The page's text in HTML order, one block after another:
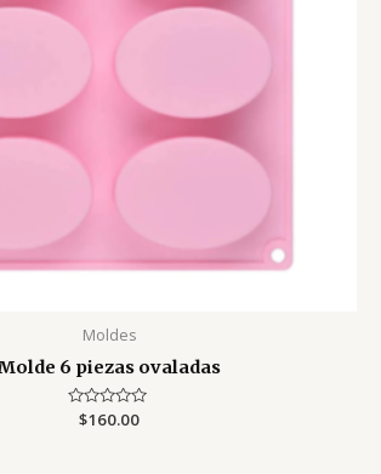
Moldes
6 piezas ovaladas
Valorado
$160.00